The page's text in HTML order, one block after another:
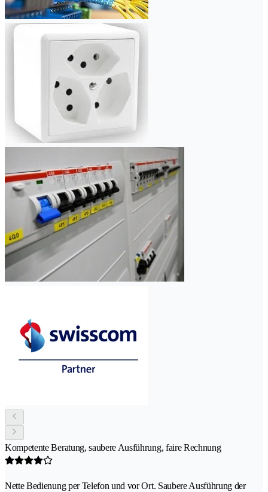
Kompetente Beratung, saubere Ausführung, faire Rechnung
Nette Bedienung per Telefon und vor Ort. Saubere Ausführung der